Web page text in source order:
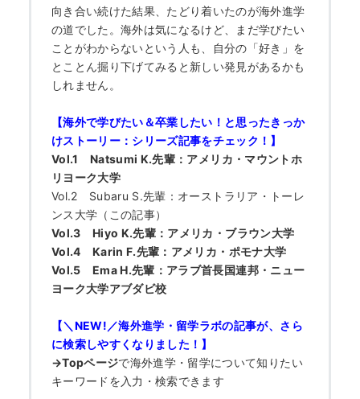
HOME
どうやって？
向き合い続けた結果、たどり着いたのが海外進学
の道でした。海外は気になるけど、まだ学びたい
ことがわからないという人も、自分の「好き」を
とことん掘り下げてみると新しい発見があるかも
しれません。
【海外で学びたい＆卒業したい！と思ったきっか
けストーリー：シリーズ記事をチェック！】
Vol.1 Natsumi K.先輩：アメリカ・マウントホ
リヨーク大学
Vol.2 Subaru S.先輩：オーストラリア・トーレ
ンス大学（この記事）
Vol.3 Hiyo K.先輩：アメリカ・ブラウン大学
Vol.4 Karin F.先輩：アメリカ・ポモナ大学
Vol.5 Ema H.先輩：アラブ首長国連邦・ニュー
ヨーク大学アブダビ校
【＼NEW!／海外進学・留学ラボの記事が、さら
に検索しやすくなりました！】
→Topページで海外進学・留学について知りたい
キーワードを入力・検索できます